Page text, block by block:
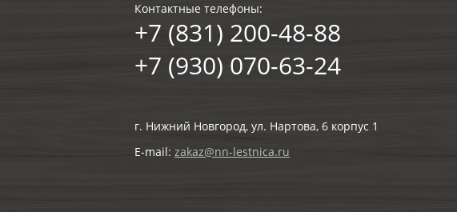
Контактные телефоны:
+7 (831) 200-48-88
+7 (930) 070-63-24
г. Нижний Новгород, ул. Нартова, 6 корпус 1
E-mail: zakaz@nn-lestnica.ru